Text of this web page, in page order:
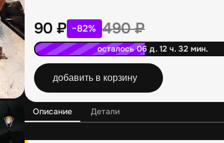
90 ₽ −82% 490₽
осталось 06 д. 12 ч. 32 мин.
добавить в корзину
Описание Детали